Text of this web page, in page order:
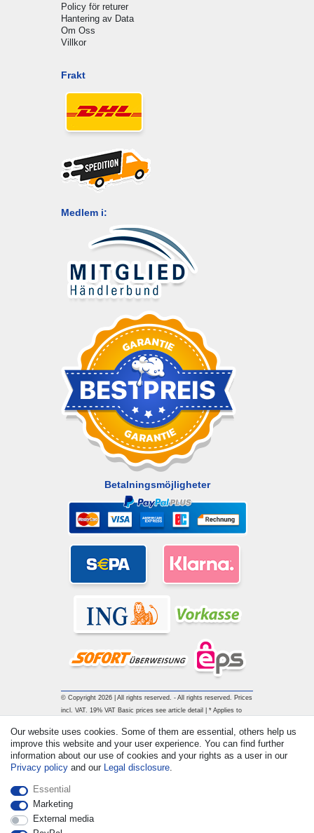
Policy för returer
Hantering av Data
Om Oss
Villkor
Frakt
Medlem i:
Betalningsmöjligheter
© Copyright 2026 | All rights reserved. - All rights reserved. Prices
incl. VAT. 19% VAT Basic prices see article detail | * Applies to
Our website uses cookies. Some of them are essential, others help us
improve this website and your user experience. You can find further
information about our use of cookies and your rights as a user in our
Privacy policy and our Legal disclosure.
Essential
Marketing
External media
Withdraw from contract here Contact